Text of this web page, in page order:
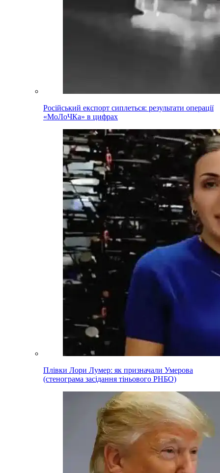
Російський експорт сиплеться: результати операції
«МоЛоЧКа» в цифрах
Плівки Лори Лумер: як призначали Умерова
(стенограма засідання тіньового РНБО)